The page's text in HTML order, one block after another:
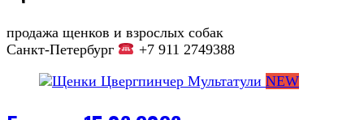
продажа щенков и взрослых собак
Санкт-Петербург
+7 911 2749388
NEW